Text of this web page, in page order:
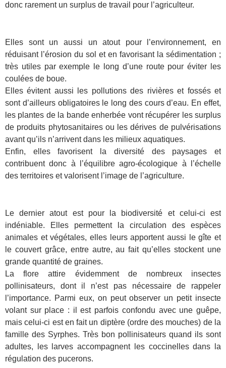
donc rarement un surplus de travail pour l’agriculteur.
Elles sont un aussi un atout pour l’environnement, en
réduisant l’érosion du sol et en favorisant la sédimentation ;
très utiles par exemple le long d’une route pour éviter les
coulées de boue.
Elles évitent aussi les pollutions des rivières et fossés et
sont d’ailleurs obligatoires le long des cours d’eau. En effet,
les plantes de la bande enherbée vont récupérer les surplus
de produits phytosanitaires ou les dérives de pulvérisations
avant qu’ils n’arrivent dans les milieux aquatiques.
Enfin, elles favorisent la diversité des paysages et
contribuent donc à l’équilibre agro-écologique à l’échelle
des territoires et valorisent l’image de l’agriculture.
Le dernier atout est pour la biodiversité et celui-ci est
indéniable. Elles permettent la circulation des espèces
animales et végétales, elles leurs apportent aussi le gîte et
le couvert grâce, entre autre, au fait qu’elles stockent une
grande quantité de graines.
La flore attire évidemment de nombreux insectes
pollinisateurs, dont il n’est pas nécessaire de rappeler
l’importance. Parmi eux, on peut observer un petit insecte
volant sur place : il est parfois confondu avec une guêpe,
mais celui-ci est en fait un diptère (ordre des mouches) de la
famille des Syrphes. Très bon pollinisateurs quand ils sont
adultes, les larves accompagnent les coccinelles dans la
régulation des pucerons.